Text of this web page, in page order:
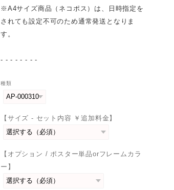
※A4サイズ商品（ネコポス）は、日時指定を
されても設定不可のため通常発送となりま
す。
- - - - - - - -
種類
【サイズ - セット内容 ￥追加料金】
【オプション / ポスター単品orフレームカラ
ー】